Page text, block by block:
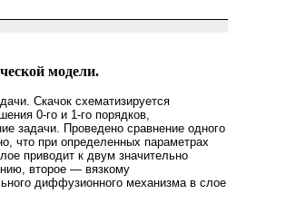
модели.
Скачок схематизируется
0-го и 1-го порядков,
задачи. Проведено сравнение одного
что при определенных параметрах
приводит к двум значительно
второе — вязкому
диффузионного механизма в слое